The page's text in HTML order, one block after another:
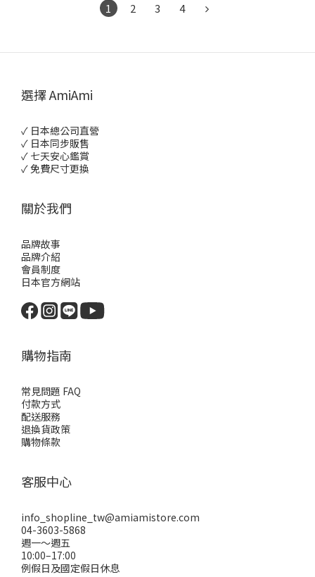
1 2 3 4
選擇 AmiAmi
✓ 日本總公司直營
✓ 日本同步販售
✓ 七天安心鑑賞
✓ 免費尺寸更換
關於我們
品牌故事
品牌介紹
會員制度
日本官方網站
購物指南
常見問題 FAQ
付款方式
配送服務
退換貨政策
購物條款
客服中心
info_shopline_tw@amiamistore.com
04-3603-5868
週一～週五
10:00–17:00
例假日及國定假日休息